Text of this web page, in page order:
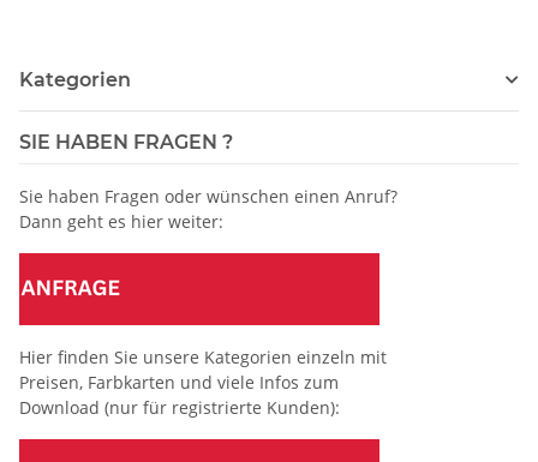
Kategorien
SIE HABEN FRAGEN ?
Sie haben Fragen oder wünschen einen Anruf?
Dann geht es hier weiter:
Hier finden Sie unsere Kategorien einzeln mit
Preisen, Farbkarten und viele Infos zum
Download (nur für registrierte Kunden):